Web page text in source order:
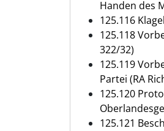
Handen des
125.116
125.118
322/32)
125.119
Partei (RA
125.120
125.121